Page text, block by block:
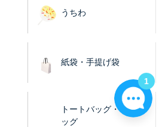
うちわ
紙袋・手提げ袋
トートバッグ・エコバ
ッグ
1